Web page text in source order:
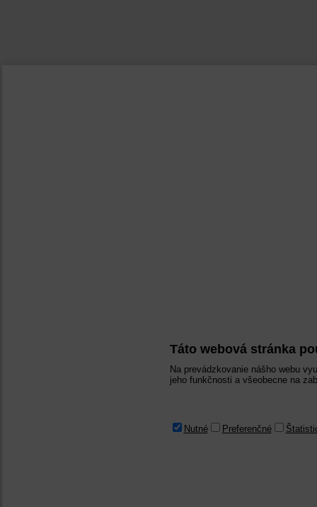
Táto webová stránka
Na prevádzkovanie nášho webu
jeho funkčnosti a všeobecne na
Nutné Preferenčné